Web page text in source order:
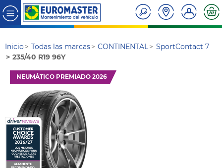
Inicio Todas las marcas CONTINENTAL
SportContact 7
235/40 R19 96Y
NEUMÁTICO PREMIADO 2026